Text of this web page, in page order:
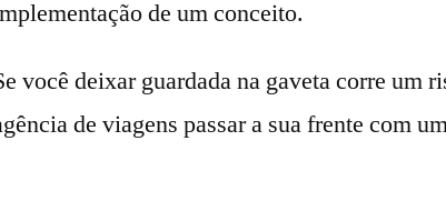
de um conceito.
você deixar guardada na gaveta corre um
de viagens passar a sua frente com